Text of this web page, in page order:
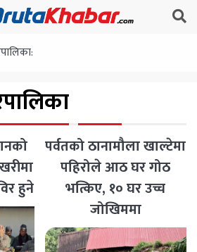
हुने
पर्वतको ठानामौला खाल्टेमा
पहिरोले आठ घर गोठ
भत्किए, १० घर उच्च
जोखिममा